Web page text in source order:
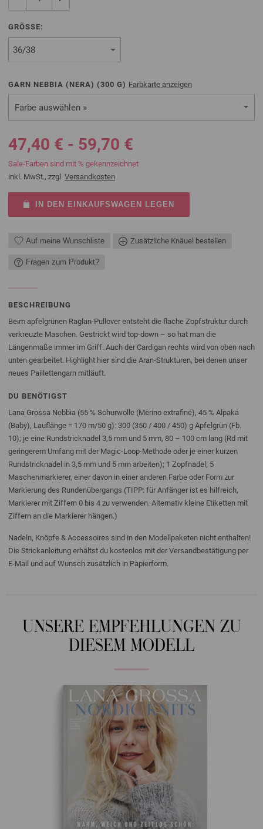
GRÖSSE:
GARN NEBBIA (NERA) (300 G) Farbkarte anzeigen
Farbe auswählen »
47,40 € - 59,70 €
Sale-Farben sind mit % gekennzeichnet
inkl. MwSt., zzgl. Versandkosten
IN DEN EINKAUFSWAGEN LEGEN
Auf meine Wunschliste Zusätzliche Knäuel bestellen
Fragen zum Produkt?
BESCHREIBUNG
Beim apfelgrünen Raglan-Pullover entsteht die flache Zopfstruktur durch
verkreuzte Maschen. Gestrickt wird top-down – so hat man die
Längenmaße immer im Griff. Auch der Cardigan rechts wird von oben nach
unten gearbeitet. Highlight hier sind die Aran-Strukturen, bei denen unser
neues Paillettengarn mitläuft.
DU BENÖTIGST
Lana Grossa Nebbia (55 % Schurwolle (Merino extrafine), 45 % Alpaka
(Baby), Lauflänge = 170 m/50 g): 300 (350 / 400 / 450) g Apfelgrün (Fb.
10); je eine Rundstricknadel 3,5 mm und 5 mm, 80 – 100 cm lang (Rd mit
geringerem Umfang mit der Magic-Loop-Methode oder je einer kurzen
Rundstricknadel in 3,5 mm und 5 mm arbeiten); 1 Zopfnadel; 5
Maschenmarkierer, einer davon in einer anderen Farbe oder Form zur
Markierung des Rundenübergangs (TIPP: für Anfänger ist es hilfreich,
Markierer mit Ziffern 0 bis 4 zu verwenden. Alternativ kleine Etiketten mit
Ziffern an die Markierer hängen.)
Nadeln, Knöpfe & Accessoires sind in den Modellpaketen nicht enthalten!
Die Strickanleitung erhältst du kostenlos mit der Versandbestätigung per
E-Mail und auf Wunsch zusätzlich in Papierform.
UNSERE EMPFEHLUNGEN ZU
DIESEM MODELL